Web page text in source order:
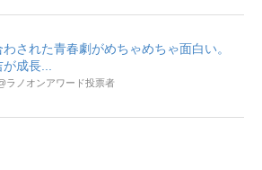
された青春劇がめちゃめちゃ面白い。
成長...
ラノオンアワード投票者